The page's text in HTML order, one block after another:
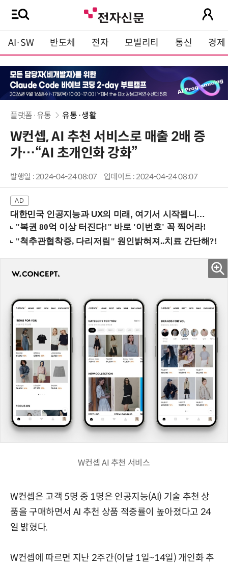
AI·SW 반도체 전자 모빌리티 통신 경제
플랫폼·유통 유통·생활
W컨셉, AI 추천 서비스로 매출 2배 증
가…“AI 초개인화 강화”
발행일 : 2024-04-24 08:07 업데이트 : 2024-04-24 08:07
대한민국 인공지능과 UX의 미래, 여기서 시작됩니다! (9/2 강남역)
W컨셉 AI 추천 서비스
W컨셉은 고객 5명 중 1명은 인공지능(AI) 기술 추천 상
품을 구매하면서 AI 추천 상품 적중률이 높아졌다고 24
일 밝혔다.
W컨셉에 따르면 지난 2주간(이달 1일~14일) 개인화 추